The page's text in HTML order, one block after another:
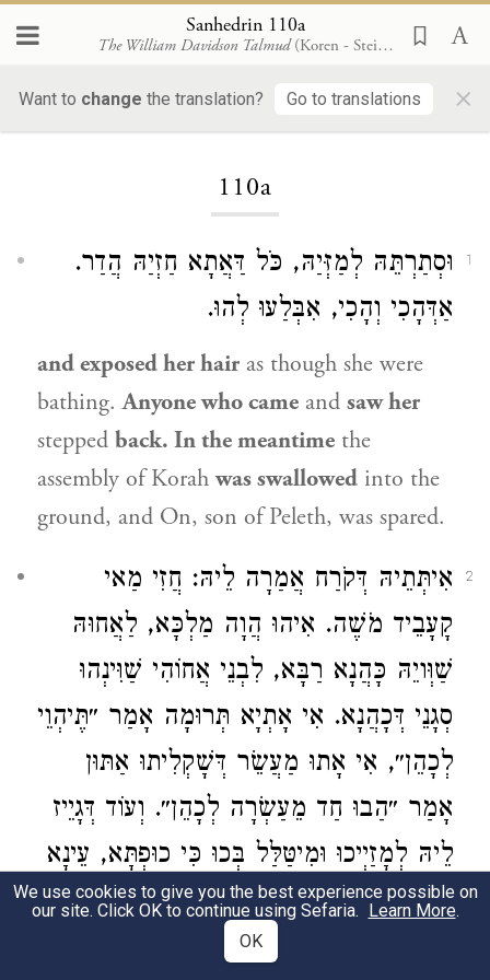
Sanhedrin 110a
The William Davidson Talmud (Koren - Steinsaltz)
Want to change the translation? Go to translations ×
110a
1
וּסְתַרְתֵּהּ לְמַזְּיַהּ, כֹּל דַּאֲתָא חַזְיַהּ הֲדַר.
אַדְּהָכִי וְהָכִי, אִבְּלַעוּ לְהוּ.
and exposed her hair as though she were
bathing.Anyone who came and saw her
stepped back. In the meantime the
assembly ofKorah was swallowed into the
ground, and On, son of Peleth, was spared.
2
אִיתְּתֵיהּ דְּקֹרַח אֲמַרָה לֵיהּ: חֲזִי מַאי
קָעָבֵיד מֹשֶׁה. אִיהוּ הֲוָה מַלְכָּא, לַאֲחוּהּ
שַׁוְּויֵהּ כָּהֲנָא רַבָּא, לִבְנֵי אֲחוֹהִי שַׁוִּינְהוּ
סְגָנֵי דְּכָהֲנָא. אִי אָתְיָא תְּרוּמָה אָמַר ״תֶּיהְוֵי
לְכָהֵן״, אִי אָתוּ מַעֲשֵׂר דְּשָׁקְלִיתוּ אַתּוּן
אָמַר ״הַבוּ חַד מֵעַשְׂרָה לְכָהֵן״. וְעוֹד דְּגָיֵיז
לֵיהּ לְמָזַיְיכוּ וּמִיטַּלַּל בְּכוּ כִּי כוּפְתָּא, עֵינָא
יְהַב בְּמָזַיְיכוּ. אֲמַר לַהּ: הָא אִיהוּ נָמֵי קָא
עָבֵיד! אֲמַרָה לֵיהּ: כֵּיוָן דְּכוּלְּהוּ רְבוּתָא
We use cookies to give you the best experience possible on
our site. Click OK to continue using Sefaria. Learn More.
OK